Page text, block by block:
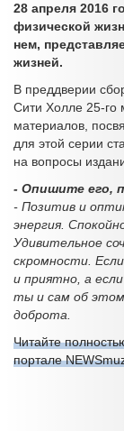
28 апреля 2016
физической
нем,
жизней.
В преддверии
Сити Холле 25-го
материалов,
для этой серии
на вопросы
- Опишите его,
- Позитив и
энергия.
Удивительное
скромности.
и приятно, а
ты и сам об
доброта.
Читайте
портале